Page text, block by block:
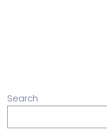
Search